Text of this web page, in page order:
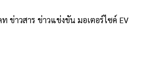
ข่าวสาร ข่าวแข่งขัน มอเตอร์ไซค์ EV